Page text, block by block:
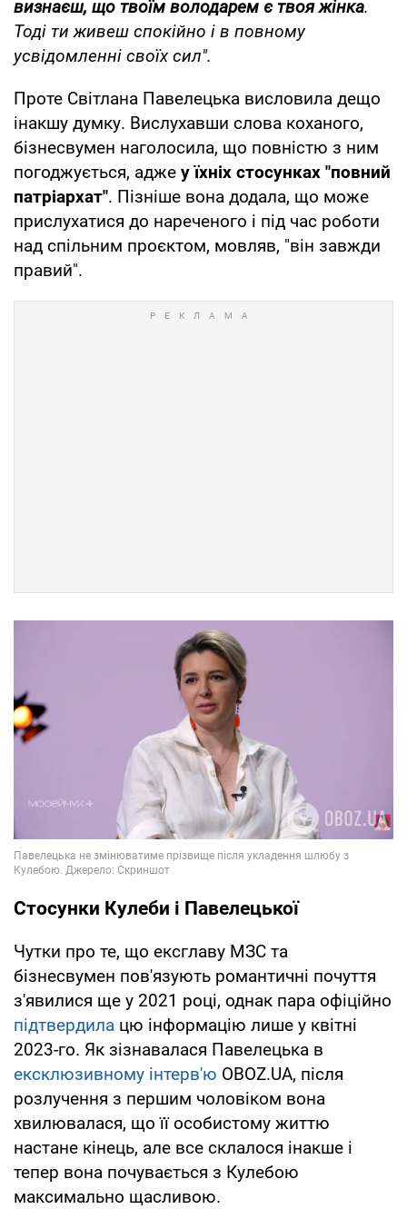
визнаєш, що твоїм володарем є твоя жінка.
Тоді ти живеш спокійно і в повному
усвідомленні своїх сил".
Проте Світлана Павелецька висловила дещо
інакшу думку. Вислухавши слова коханого,
бізнесвумен наголосила, що повністю з ним
погоджується, адже у їхніх стосунках "повний
патріархат". Пізніше вона додала, що може
прислухатися до нареченого і під час роботи
над спільним проєктом, мовляв, "він завжди
правий".
Стосунки Кулеби і Павелецької
Чутки про те, що ексглаву МЗС та
бізнесвумен пов'язують романтичні почуття
з'явилися ще у 2021 році, однак пара офіційно
підтвердила цю інформацію лише у квітні
2023-го. Як зізнавалася Павелецька в
ексклюзивному інтерв'ю OBOZ.UA, після
розлучення з першим чоловіком вона
хвилювалася, що її особистому життю
настане кінець, але все склалося інакше і
тепер вона почувається з Кулебою
максимально щасливою.